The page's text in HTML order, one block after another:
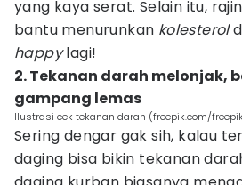
yang kaya serat. Selain itu,
bantu menurunkan kolesterol
happylagi!
2. Tekanan darah melonjak,
gampang lemas
Ilustrasi cek tekanan darah (freepik.com/
Sering dengar gak sih, kalau
daging bisa bikin tekanan